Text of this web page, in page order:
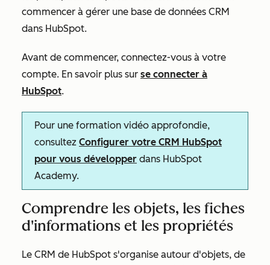
commencer à gérer une base de données CRM
dans HubSpot.
Avant de commencer, connectez-vous à votre
compte. En savoir plus sur se connecter à
HubSpot.
Pour une formation vidéo approfondie,
consultez Configurer votre CRM HubSpot
pour vous développer dans HubSpot
Academy.
Comprendre les objets, les fiches
d'informations et les propriétés
Le CRM de HubSpot s'organise autour d'objets, de